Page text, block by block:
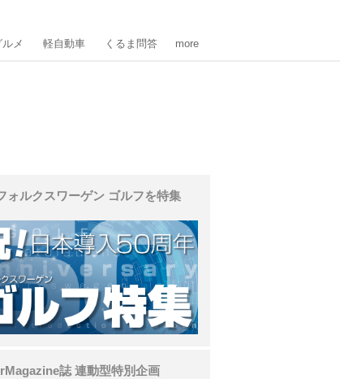
ルメ 軽自動車 くるま問答 more
ォルクスワーゲン ゴルフを特集
誌 連動型特別企画